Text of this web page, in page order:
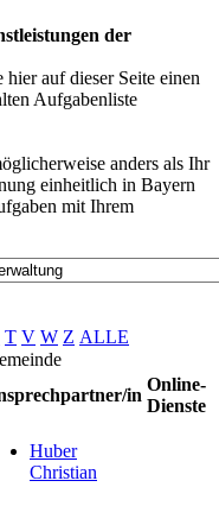
der
auf dieser Seite einen
Aufgabenliste
anders als Ihr
einheitlich in Bayern
mit Ihrem
T V W Z ALLE
in
Online-
Dienste
Huber
Christian